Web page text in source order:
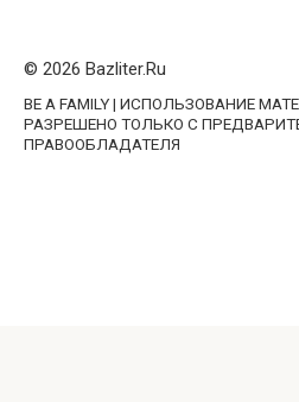
© 2026 Bazliter.Ru
BE A FAMILY | ИСПОЛЬЗОВАНИЕ
РАЗРЕШЕНО ТОЛЬКО С
ПРАВООБЛАДАТЕЛЯ